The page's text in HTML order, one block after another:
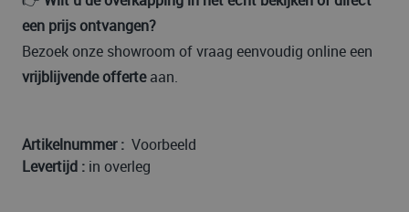
een prijs ontvangen?
Bezoek onze showroom of vraag eenvoudig online een
vrijblijvende offerteaan.
Artikelnummer : Voorbeeld
Levertijd : in overleg